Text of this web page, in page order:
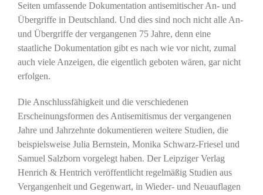
Seiten umfassende Dokumentation antisemitischer An- und
Übergriffe in Deutschland. Und dies sind noch nicht alle An-
und Übergriffe der vergangenen 75 Jahre, denn eine
staatliche Dokumentation gibt es nach wie vor nicht, zumal
auch viele Anzeigen, die eigentlich geboten wären, gar nicht
erfolgen.
Die Anschlussfähigkeit und die verschiedenen
Erscheinungsformen des Antisemitismus der vergangenen
Jahre und Jahrzehnte dokumentieren weitere Studien, die
beispielsweise Julia Bernstein, Monika Schwarz-Friesel und
Samuel Salzborn vorgelegt haben. Der Leipziger Verlag
Henrich & Hentrich veröffentlicht regelmäßig Studien aus
Vergangenheit und Gegenwart, in Wieder- und Neuauflagen